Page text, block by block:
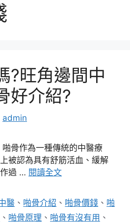
?旺角邊間中
好介紹?
admin
骨作為一種傳統的中醫療
被認為具有舒筋活血、緩解
過 … 閱讀全文
醫 、 啪骨介紹 、 啪骨價錢 、 啪
、 啪骨原理 、 啪骨有沒有用 、